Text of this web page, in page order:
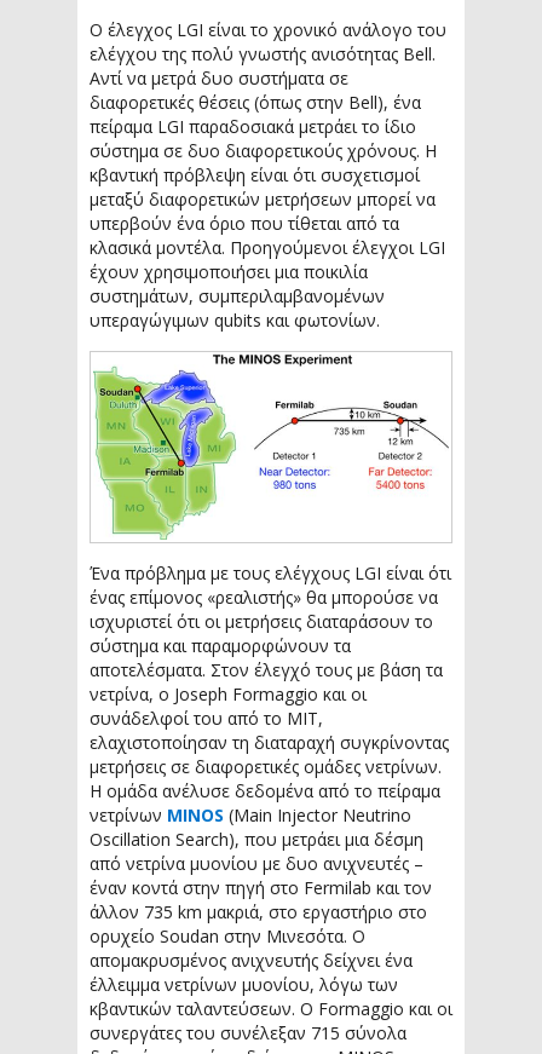
Ο έλεγχος LGI είναι το χρονικό ανάλογο του
ελέγχου της πολύ γνωστής ανισότητας Bell.
Αντί να μετρά δυο συστήματα σε
διαφορετικές θέσεις (όπως στην Bell), ένα
πείραμα LGI παραδοσιακά μετράει το ίδιο
σύστημα σε δυο διαφορετικούς χρόνους. Η
κβαντική πρόβλεψη είναι ότι συσχετισμοί
μεταξύ διαφορετικών μετρήσεων μπορεί να
υπερβούν ένα όριο που τίθεται από τα
κλασικά μοντέλα. Προηγούμενοι έλεγχοι LGI
έχουν χρησιμοποιήσει μια ποικιλία
συστημάτων, συμπεριλαμβανομένων
υπεραγώγιμων qubits και φωτονίων.
Ένα πρόβλημα με τους ελέγχους LGI είναι ότι
ένας επίμονος «ρεαλιστής» θα μπορούσε να
ισχυριστεί ότι οι μετρήσεις διαταράσουν το
σύστημα και παραμορφώνουν τα
αποτελέσματα. Στον έλεγχό τους με βάση τα
νετρίνα, ο Joseph Formaggio και οι
συνάδελφοί του από το MIT,
ελαχιστοποίησαν τη διαταραχή συγκρίνοντας
μετρήσεις σε διαφορετικές ομάδες νετρίνων.
Η ομάδα ανέλυσε δεδομένα από το πείραμα
νετρίνων MINOS (Main Injector Neutrino
Oscillation Search), που μετράει μια δέσμη
από νετρίνα μυονίου με δυο ανιχνευτές –
έναν κοντά στην πηγή στο Fermilab και τον
άλλον 735 km μακριά, στο εργαστήριο στο
ορυχείο Soudan στην Μινεσότα. Ο
απομακρυσμένος ανιχνευτής δείχνει ένα
έλλειμμα νετρίνων μυονίου, λόγω των
κβαντικών ταλαντεύσεων. Ο Formaggio και οι
συνεργάτες του συνέλεξαν 715 σύνολα